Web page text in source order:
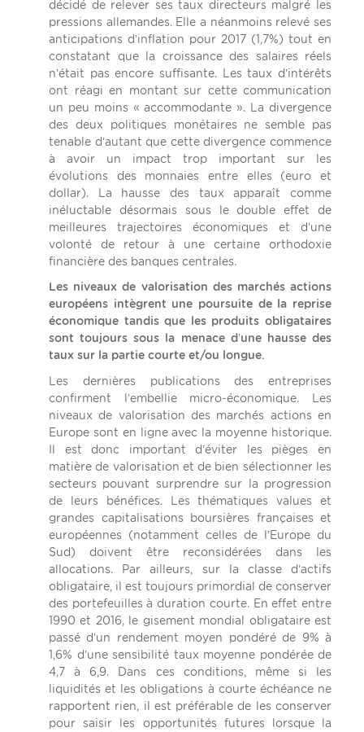
décidé de relever ses taux directeurs malgré les
pressions allemandes. Elle a néanmoins relevé ses
anticipations d’inflation pour 2017 (1,7%) tout en
constatant que la croissance des salaires réels
n’était pas encore suffisante. Les taux d’intérêts
ont réagi en montant sur cette communication
un peu moins « accommodante ». La divergence
des deux politiques monétaires ne semble pas
tenable d’autant que cette divergence commence
à avoir un impact trop important sur les
évolutions des monnaies entre elles (euro et
dollar). La hausse des taux apparaît comme
inéluctable désormais sous le double effet de
meilleures trajectoires économiques et d’une
volonté de retour à une certaine orthodoxie
financière des banques centrales.
Les niveaux de valorisation des marchés actions
européens intègrent une poursuite de la reprise
économique tandis que les produits obligataires
sont toujours sous la menace d’une hausse des
taux sur la partie courte et/ou longue.
Les dernières publications des entreprises
confirment l’embellie micro-économique. Les
niveaux de valorisation des marchés actions en
Europe sont en ligne avec la moyenne historique.
Il est donc important d’éviter les pièges en
matière de valorisation et de bien sélectionner les
secteurs pouvant surprendre sur la progression
de leurs bénéfices. Les thématiques values et
grandes capitalisations boursières françaises et
européennes (notamment celles de l’Europe du
Sud) doivent être reconsidérées dans les
allocations. Par ailleurs, sur la classe d’actifs
obligataire, il est toujours primordial de conserver
des portefeuilles à duration courte. En effet entre
1990 et 2016, le gisement mondial obligataire est
passé d’un rendement moyen pondéré de 9% à
1,6% d’une sensibilité taux moyenne pondérée de
4,7 à 6,9. Dans ces conditions, même si les
liquidités et les obligations à courte échéance ne
rapportent rien, il est préférable de les conserver
pour saisir les opportunités futures lorsque la